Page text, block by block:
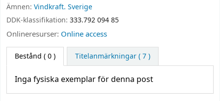
Ämnen: Vindkraft. Sverige
DDK-klassifikation: 333.792 094 85
Onlineresurser: Online access
Bestånd ( 0 ) Titelanmärkningar ( 7 )
Inga fysiska exemplar för denna post